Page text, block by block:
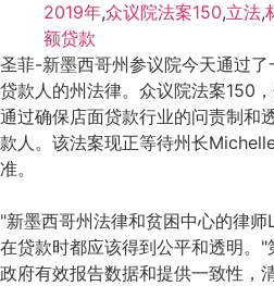
2019年,众议院法案150,立法,
额贷款
圣菲-新墨西哥州参议院今天通过
贷款人的州法律。众议院法案150
通过确保店面贷款行业的问责制和
款人。该法案现正等待州长
准。
"新墨西哥州法律和贫困中心的律
在贷款时都应该得到公平和透明。"
政府有效报告数据和提供一致性，